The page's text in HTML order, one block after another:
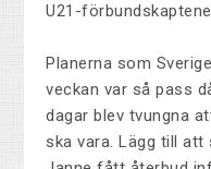
U21-
Planerna som
veckan var så pass
dagar blev tvungna
ska vara. Lägg till